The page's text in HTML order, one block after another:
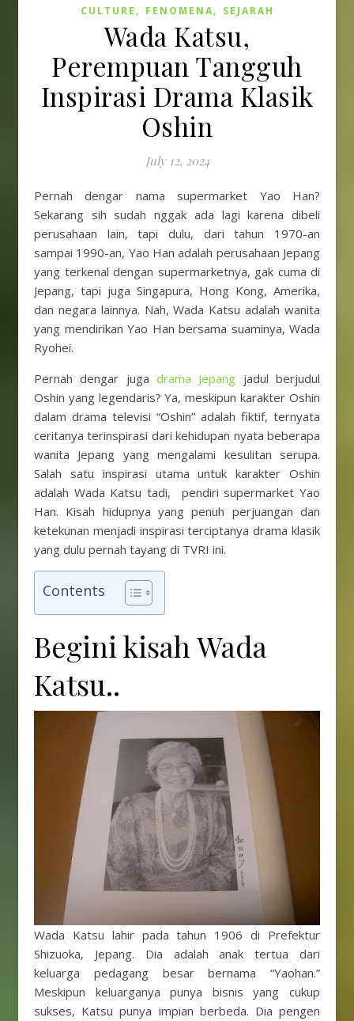
CULTURE , FENOMENA, SEJARAH
Wada Katsu,
Perempuan Tangguh
Inspirasi Drama Klasik
Oshin
July 12, 2024
Pernah dengar nama supermarket Yao Han?
Sekarang sih sudah nggak ada lagi karena dibeli
perusahaan lain, tapi dulu, dari tahun 1970-an
sampai 1990-an, Yao Han adalah perusahaan Jepang
yang terkenal dengan supermarketnya, gak cuma di
Jepang, tapi juga Singapura, Hong Kong, Amerika,
dan negara lainnya. Nah, Wada Katsu adalah wanita
yang mendirikan Yao Han bersama suaminya, Wada
Ryohei.
Pernah dengar juga drama Jepang jadul berjudul
Oshin yang legendaris? Ya, meskipun karakter Oshin
dalam drama televisi “Oshin” adalah fiktif, ternyata
ceritanya terinspirasi dari kehidupan nyata beberapa
wanita Jepang yang mengalami kesulitan serupa.
Salah satu inspirasi utama untuk karakter Oshin
adalah Wada Katsu tadi, pendiri supermarket Yao
Han. Kisah hidupnya yang penuh perjuangan dan
ketekunan menjadi inspirasi terciptanya drama klasik
yang dulu pernah tayang di TVRI ini.
Contents
Begini kisah Wada
Katsu..
Wada Katsu lahir pada tahun 1906 di Prefektur
Shizuoka, Jepang. Dia adalah anak tertua dari
keluarga pedagang besar bernama “Yaohan.”
Meskipun keluarganya punya bisnis yang cukup
sukses, Katsu punya impian berbeda. Dia pengen